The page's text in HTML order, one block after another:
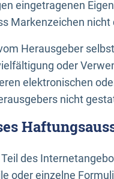
eingetragenen
Markenzeichen
Herausgeber
oder
elektronischen
nicht
des
oder einzelne